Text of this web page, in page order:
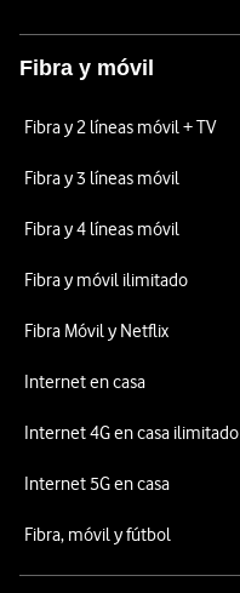
Fibra y móvil
Fibra y 2 líneas móvil + TV
Fibra y 3 líneas móvil
Fibra y 4 líneas móvil
Fibra y móvil ilimitado
Fibra Móvil y Netflix
Internet en casa
Internet 4G en casa ilimitado
Internet 5G en casa
Fibra, móvil y fútbol